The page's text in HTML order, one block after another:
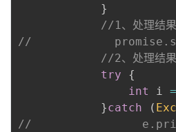
}
//1、处理结果
//
//2、处理结果
try
{
int
i =
}catch (
//